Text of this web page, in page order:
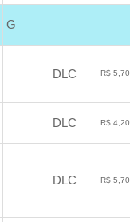
G
DLC R$
DLC R$
DLC R$